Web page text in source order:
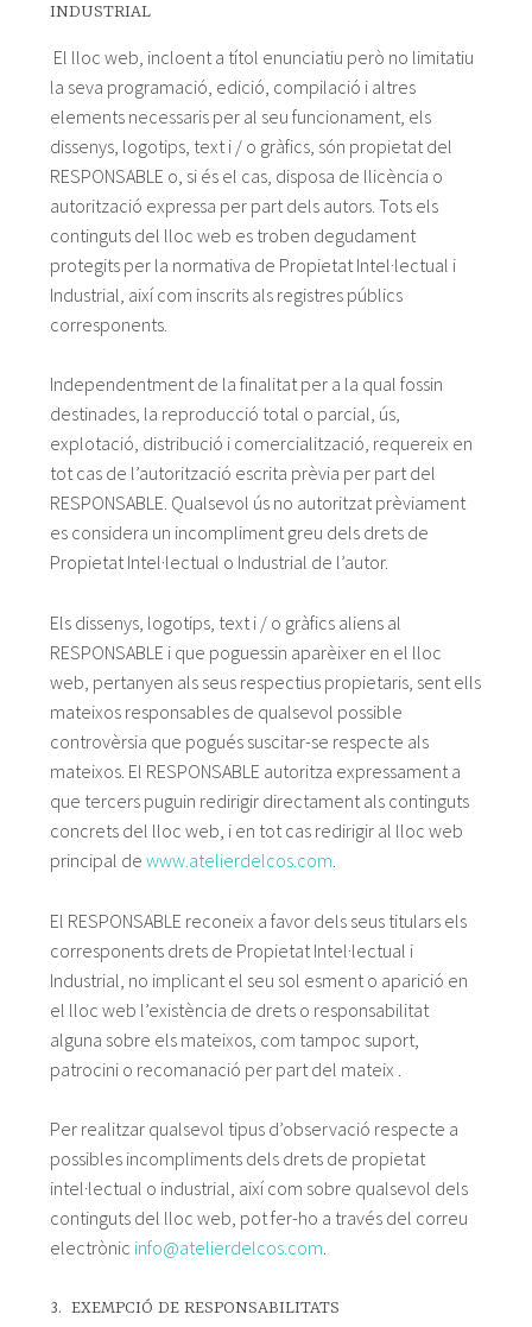
INDUSTRIAL
El lloc web, incloent a títol enunciatiu però no limitatiu
la seva programació, edició, compilació i altres
elements necessaris per al seu funcionament, els
dissenys, logotips, text i / o gràfics, són propietat del
RESPONSABLE o, si és el cas, disposa de llicència o
autorització expressa per part dels autors. Tots els
continguts del lloc web es troben degudament
protegits per la normativa de Propietat Intel·lectual i
Industrial, així com inscrits als registres públics
corresponents.
Independentment de la finalitat per a la qual fossin
destinades, la reproducció total o parcial, ús,
explotació, distribució i comercialització, requereix en
tot cas de l’autorització escrita prèvia per part del
RESPONSABLE. Qualsevol ús no autoritzat prèviament
es considera un incompliment greu dels drets de
Propietat Intel·lectual o Industrial de l’autor.
Els dissenys, logotips, text i / o gràfics aliens al
RESPONSABLE i que poguessin aparèixer en el lloc
web, pertanyen als seus respectius propietaris, sent ells
mateixos responsables de qualsevol possible
controvèrsia que pogués suscitar-se respecte als
mateixos. El RESPONSABLE autoritza expressament a
que tercers puguin redirigir directament als continguts
concrets del lloc web, i en tot cas redirigir al lloc web
principal de www.atelierdelcos.com
El RESPONSABLE reconeix a favor dels seus titulars els
corresponents drets de Propietat Intel·lectual i
Industrial, no implicant el seu sol esment o aparició en
el lloc web l’existència de drets o responsabilitat
alguna sobre els mateixos, com tampoc suport,
patrocini o recomanació per part del mateix .
Per realitzar qualsevol tipus d’observació respecte a
possibles incompliments dels drets de propietat
intel·lectual o industrial, així com sobre qualsevol dels
continguts del lloc web, pot fer-ho a través del correu
electrònic info@atelierdelcos.com.
3. EXEMPCIÓ DE RESPONSABILITATS